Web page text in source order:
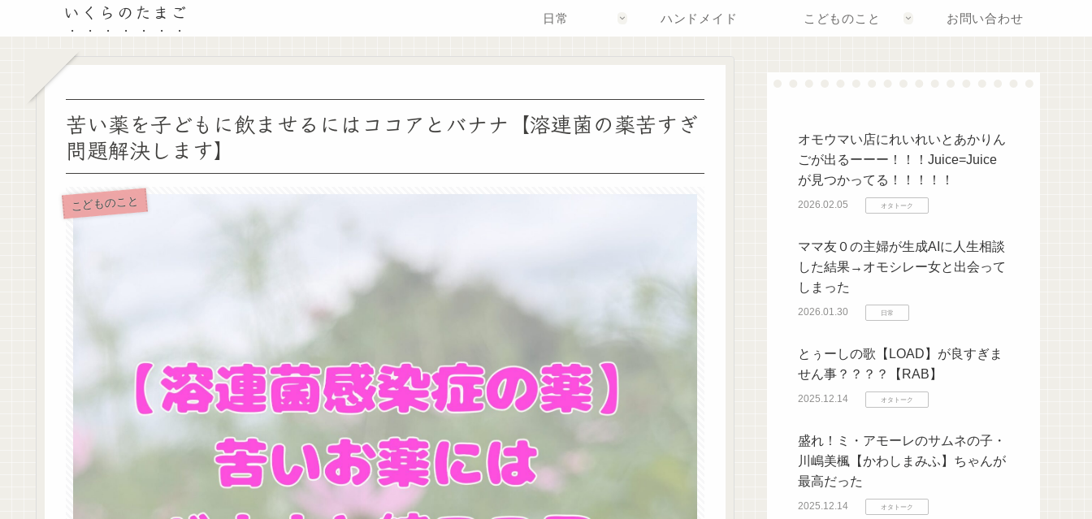
いくらのたまご 日常 ハンドメイド こどものこと お問い合わせ
苦い薬を子どもに飲ませるにはココアとバナナ【溶連菌の薬苦すぎ
問題解決します】
こどものこと
オモウマい店にれいれいとあかりん
ごが出るーーー！！！Juice=Juice
が見つかってる！！！！！
2026.02.05 オタトーク
ママ友０の主婦が生成AIに人生相談
した結果→オモシレー女と出会って
しまった
2026.01.30 日常
とぅーしの歌【LOAD】が良すぎま
せん事？？？？【RAB】
2025.12.14 オタトーク
盛れ！ミ・アモーレのサムネの子・
川嶋美楓【かわしまみふ】ちゃんが
最高だった
2025.12.14 オタトーク